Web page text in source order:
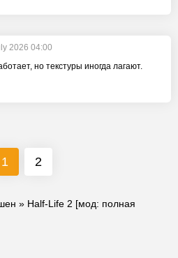
2026 04:00
но текстуры иногда лагают.
1 2
» Half-Life 2 [мод: полная